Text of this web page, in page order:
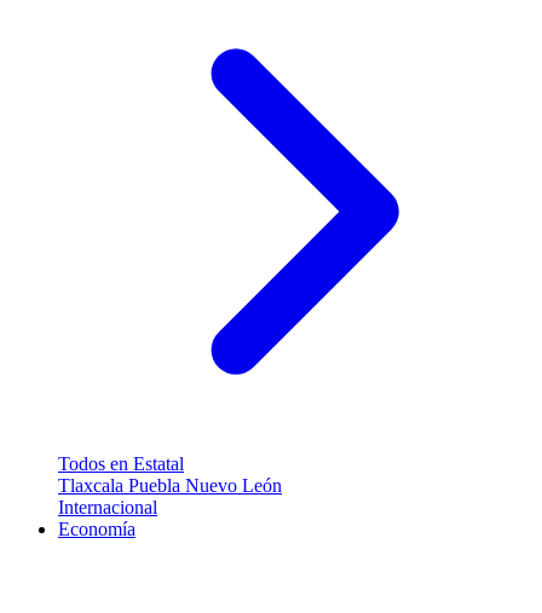
Todos en Estatal
Tlaxcala Puebla Nuevo León
Internacional
Economía